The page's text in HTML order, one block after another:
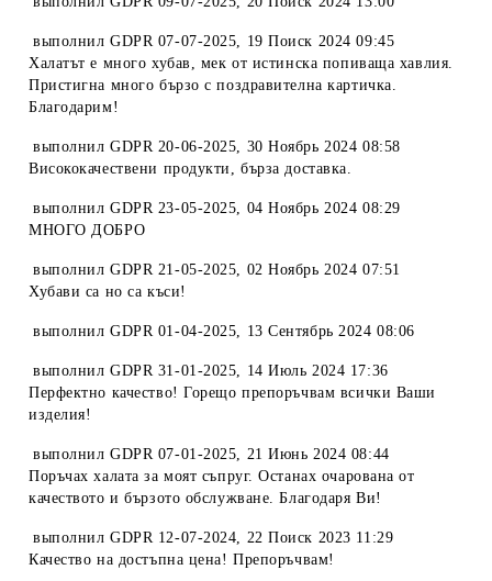
выполнилGDPR 07-07-2025, 19 Поиск 2024 09:45
Халатът е много хубав, мек от истинска попиваща хавлия.
Пристигна много бързо с поздравителна картичка.
Благодарим!
выполнилGDPR 20-06-2025, 30 Ноябрь 2024 08:58
Висококачествени продукти, бърза доставка.
выполнилGDPR 23-05-2025, 04 Ноябрь 2024 08:29
МНОГО ДОБРО
выполнилGDPR 21-05-2025, 02 Ноябрь 2024 07:51
Хубави са но са къси!
выполнилGDPR 01-04-2025, 13 Сентябрь 2024 08:06
выполнилGDPR 31-01-2025, 14 Июль 2024 17:36
Перфектно качество! Горещо препоръчвам всички Ваши
изделия!
выполнилGDPR 07-01-2025, 21 Июнь 2024 08:44
Поръчах халата за моят съпруг. Останах очарована от
качеството и бързото обслужване. Благодаря Ви!
выполнилGDPR 12-07-2024, 22 Поиск 2023 11:29
Качество на достъпна цена! Препоръчвам!